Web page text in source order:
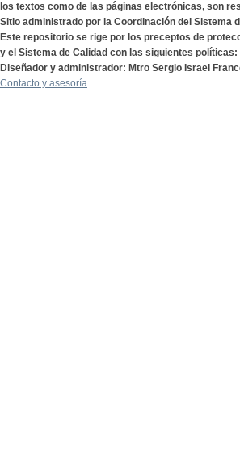
los textos como de las páginas electrónicas, son
Sitio administrado por la Coordinación del Sistema
Este repositorio se rige por los preceptos de
y el Sistema de Calidad con las siguientes políticas:
Diseñador y administrador: Mtro Sergio Israel
Contacto y asesoría